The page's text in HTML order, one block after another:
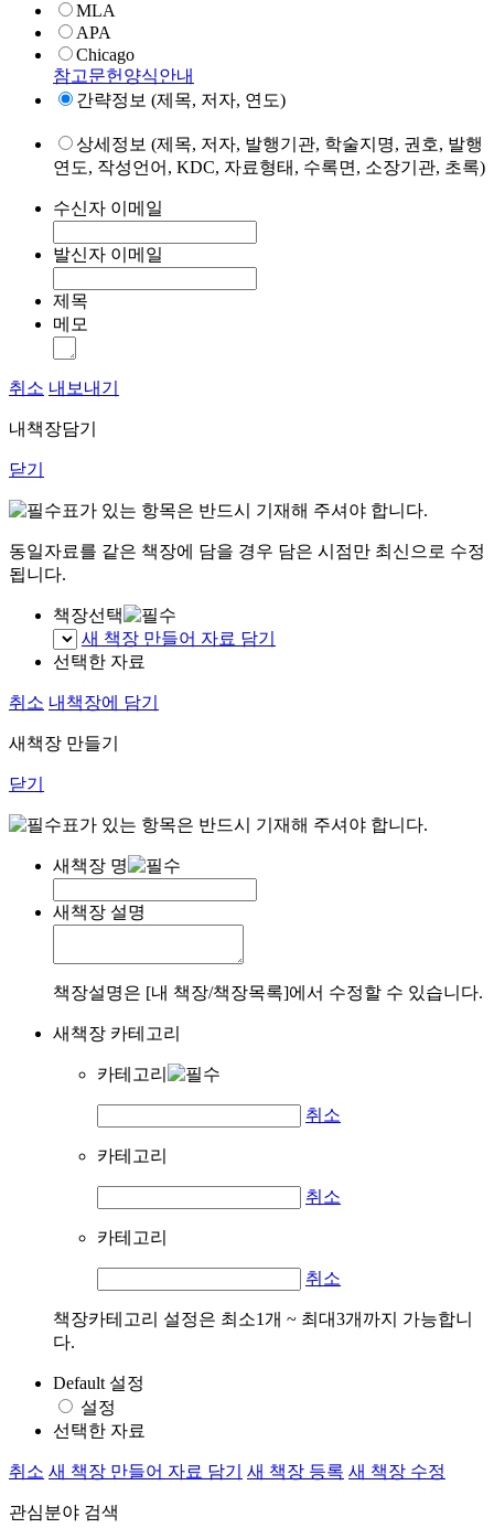
MLA
APA
Chicago
참고문헌양식안내
간략정보 (제목, 저자, 연도)
상세정보 (제목, 저자, 발행기관, 학술지명, 권호, 발행
연도, 작성언어, KDC, 자료형태, 수록면, 소장기관, 초록)
수신자 이메일
발신자 이메일
제목
메모
취소 내보내기
내책장담기
닫기
표가 있는 항목은 반드시 기재해 주셔야 합니다.
동일자료를 같은 책장에 담을 경우 담은 시점만 최신으로 수정
됩니다.
책장선택
새 책장 만들어 자료 담기
선택한 자료
취소 내책장에 담기
새책장 만들기
닫기
표가 있는 항목은 반드시 기재해 주셔야 합니다.
새책장 명
새책장 설명
책장설명은 [내 책장/책장목록]에서 수정할 수 있습니다.
새책장 카테고리
카테고리
취소
카테고리
취소
카테고리
취소
책장카테고리 설정은 최소1개 ~ 최대3개까지 가능합니
다.
Default 설정
설정
선택한 자료
취소 새 책장 만들어 자료 담기 새 책장 등록 새 책장 수정
관심분야 검색